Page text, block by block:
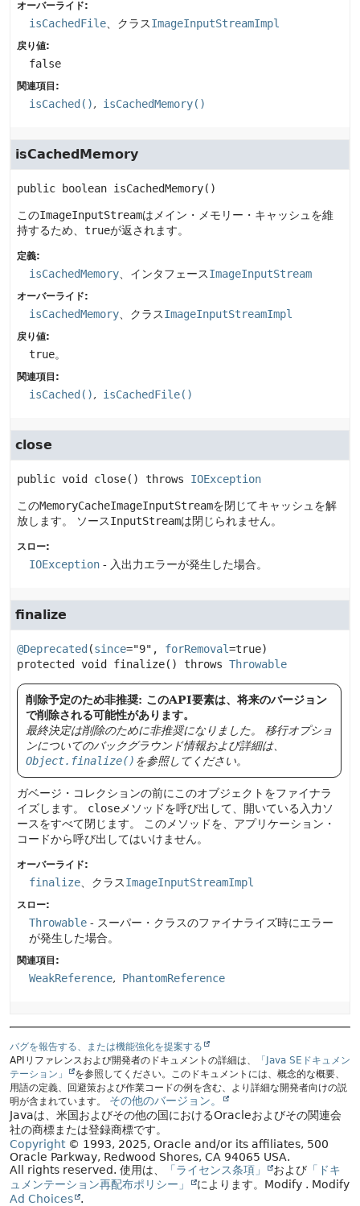
オーバーライド:
isCachedFile 、クラスImageInputStreamImpl
戻り値:
false
関連項目:
isCached() isCachedMemory()
isCachedMemory
public boolean isCachedMemory()
このImageInputStreamはメイン・メモリー・キャッシュを維
持するため、 trueが返されます。
定義:
isCachedMemory 、インタフェースImageInputStream
オーバーライド:
isCachedMemory 、クラスImageInputStreamImpl
戻り値:
true。
関連項目:
isCached() isCachedFile()
close
public void close() throws IOException
このMemoryCacheImageInputStreamを閉じてキャッシュを解
放します。
ソースInputStreamは閉じられません。
スロー:
IOException - 入出力エラーが発生した場合。
finalize
@Deprecated (since="9", forRemoval
protected
void finalize() throws Throwable
削除予定のため非推奨: このAPI要素は、将来のバージョン
で削除される可能性があります。
最終決定は削除のために非推奨になりました。
移行オプショ
ンについてのバックグラウンド情報および詳細は、
Object.finalize() を参照してください。
ガベージ・コレクションの前にこのオブジェクトをファイナラ
イズします。
close メソッドを呼び出して、開いている入力ソ
ースをすべて閉じます。
このメソッドを、アプリケーション・
コードから呼び出してはいけません。
オーバーライド:
finalize 、クラスImageInputStreamImpl
スロー:
Throwable - スーパー・クラスのファイナライズ時にエラー
が発生した場合。
関連項目:
WeakReference PhantomReference
バグを報告する、または機能強化を提案する
APIリファレンスおよび開発者のドキュメントの詳細は、
「Java SEドキュメン
テーション」
を参照してください。このドキュメントには、概念的な概要、
用語の定義、回避策および作業コードの例を含む、より詳細な開発者向けの説
明が含まれています。
その他のバージョン。
Javaは、米国およびその他の国におけるOracleおよびその関連会
社の商標または登録商標です。
Copyright© 1993, 2025, Oracle and/or its affiliates, 500
Oracle Parkway, Redwood Shores, CA 94065 USA.
All rights reserved. 使用は、 「ライセンス条項」 および 「ドキ
ュメンテーション再配布ポリシー」
によります。 Modify . Modify
Ad Choices
.